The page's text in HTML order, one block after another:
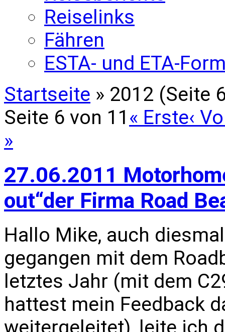
Reiselinks
Fähren
ESTA- und ETA-
Startseite » 2012 (Seite
Seite 6 von 11 « Erste‹
»
27.06.2011
out“der Firma Road
Hallo Mike, auch
gegangen mit dem
letztes Jahr (mit dem
hattest mein Feedback